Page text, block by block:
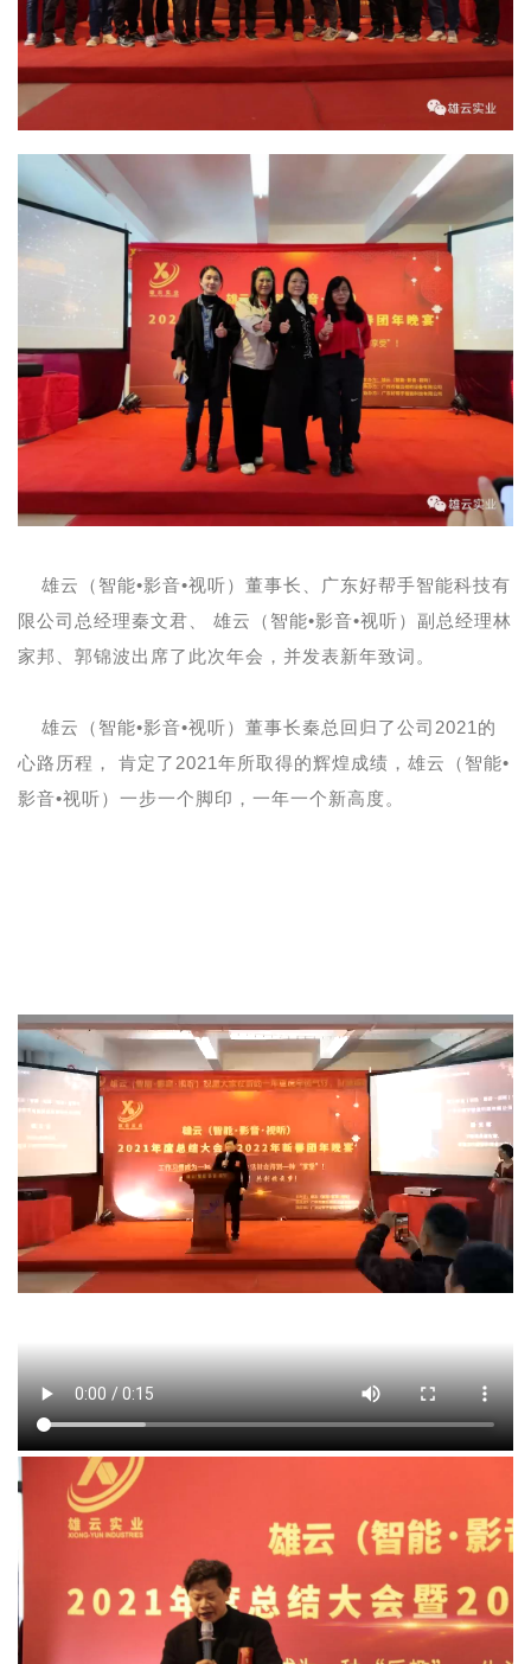
雄云（智能•影音•视听）董事长、广东好帮手智能科技有
限公司总经理秦文君、 雄云（智能•影音•视听）副总经理林
家邦、郭锦波出席了此次年会，并发表新年致词。
雄云（智能•影音•视听）董事长秦总回归了公司2021的
心路历程， 肯定了2021年所取得的辉煌成绩，雄云（智能•
影音•视听）一步一个脚印，一年一个新高度。